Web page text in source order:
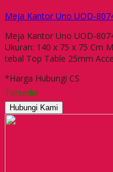
Meja Kantor Uno UOD-
Meja Kantor Uno UOD-
Ukuran: 140 x 75 x 75 Cm
tebal Top Table 25mm
*Harga Hubungi CS
Tersedia
Hubungi Kami